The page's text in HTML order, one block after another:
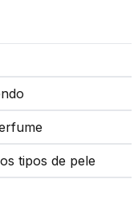
tipos de pele